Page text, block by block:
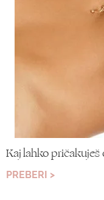
Kaj lahko
PREBERI >